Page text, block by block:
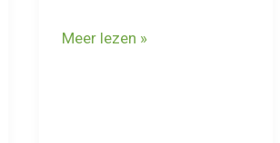
Vakantie
Meer lezen »